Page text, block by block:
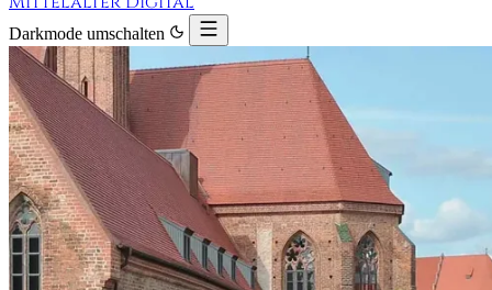
Darkmode umschalten